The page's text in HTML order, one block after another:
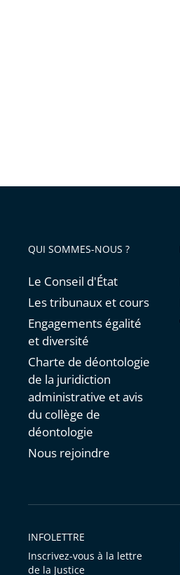
QUI SOMMES-NOUS ?
Le Conseil d'État
Les tribunaux et cours
Engagements égalité
et diversité
Charte de déontologie
de la juridiction
administrative et avis
du collège de
déontologie
Nous rejoindre
INFOLETTRE
Inscrivez-vous à la lettre
de la Justice